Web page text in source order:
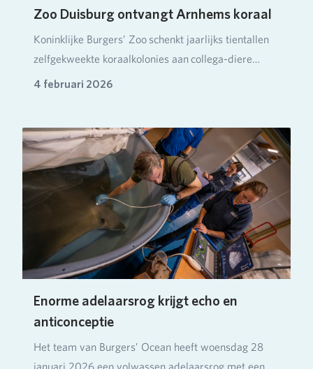
Zoo Duisburg ontvangt Arnhems koraal
Koninklijke Burgers’ Zoo schenkt jaarlijks tientallen
zelfgekweekte koraalkolonies aan collega-diere…
4 februari 2026
Enorme adelaarsrog krijgt echo en
anticonceptie
Het team van Burgers’ Ocean heeft woensdag 28